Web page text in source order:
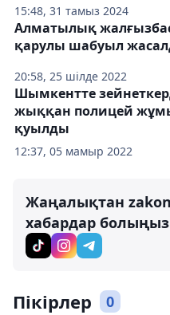
15:48, 31 тамыз 2024
20:58, 25 шілде 2022
Алматылық
қарулы шабуыл
12:37, 05 мамыр 2022
Шымкентте
жыққан полицей
қуылды
Жаңалықтан
хабардар
Пікірлер 0